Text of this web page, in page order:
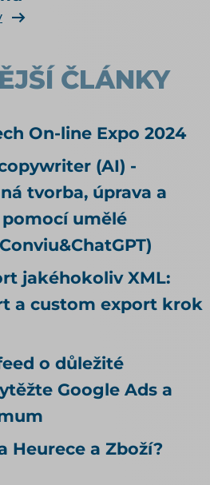
naplnit produktová
ČLÁNKY
On-line Expo 2024
(AI) -
tvorba, úprava a
umělé
jakéhokoliv XML:
a custom export krok
o důležité
Google Ads a
Heurece a Zboží?